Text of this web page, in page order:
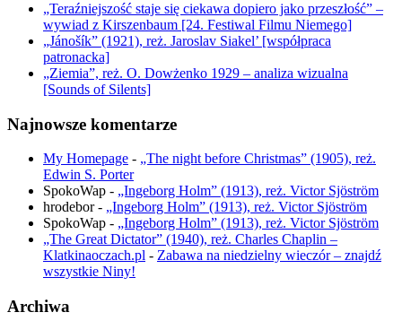
„Teraźniejszość staje się ciekawa dopiero jako przeszłość” –
wywiad z Kirszenbaum [24. Festiwal Filmu Niemego]
„Jánošík” (1921), reż. Jaroslav Siakel’ [współpraca
patronacka]
„Ziemia”, reż. O. Dowżenko 1929 – analiza wizualna
[Sounds of Silents]
Najnowsze komentarze
My Homepage - „The night before Christmas” (1905), reż.
Edwin S. Porter
SpokoWap - „Ingeborg Holm” (1913), reż. Victor Sjöström
hrodebor- „Ingeborg Holm” (1913), reż. Victor Sjöström
SpokoWap - „Ingeborg Holm” (1913), reż. Victor Sjöström
„The Great Dictator” (1940), reż. Charles Chaplin –
Klatkinaoczach.pl - Zabawa na niedzielny wieczór – znajdź
wszystkie Niny!
Archiwa